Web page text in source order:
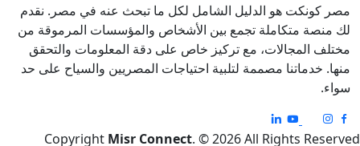
مصر كونكت هو الدليل الشامل لكل ما تبحث عنه في مصر. نقدم
لك منصة متكاملة تجمع بين الأشخاص والمؤسسات المرموقة من
مختلف المجالات، مع تركيز خاص على دقة المعلومات والتحقق
منها. خدماتنا مصممة لتلبية احتياجات المصريين والسياح على حد
سواء.
Copyright Misr Connect. © 2026 All Rights Reserved